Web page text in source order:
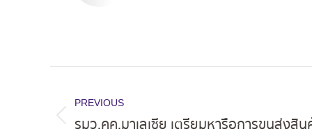
navigation
PREVIOUS
Previous
รมว.คค.มาเลเซีย เตรียมหารือการขนส่งสิน